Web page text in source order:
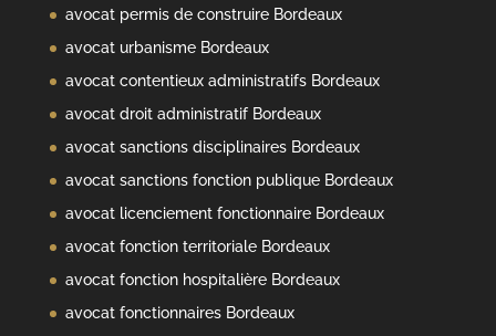
avocat permis de construire Bordeaux
avocat urbanisme Bordeaux
avocat contentieux administratifs Bordeaux
avocat droit administratif Bordeaux
avocat sanctions disciplinaires Bordeaux
avocat sanctions fonction publique Bordeaux
avocat licenciement fonctionnaire Bordeaux
avocat fonction territoriale Bordeaux
avocat fonction hospitalière Bordeaux
avocat fonctionnaires Bordeaux